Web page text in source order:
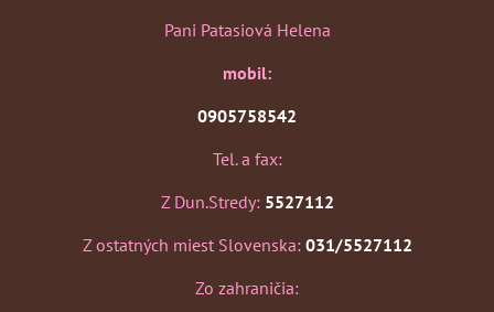
Pani Patasiová Helena
mobil:
0905758542
Tel. a fax:
Z Dun.Stredy: 5527112
Z ostatných miest Slovenska: 031/5527112
Zo zahraničia: